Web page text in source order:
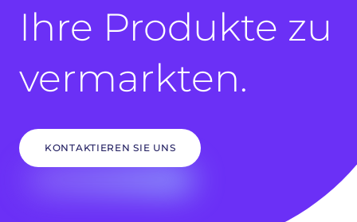
Ihre Produkte zu
vermarkten.
KONTAKTIEREN SIE UNS